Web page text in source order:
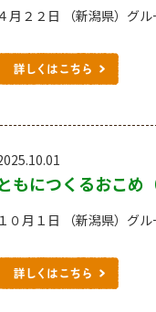
月２２日 （新潟県）グ
もにつくるおこめ
０月１日 （新潟県）グ